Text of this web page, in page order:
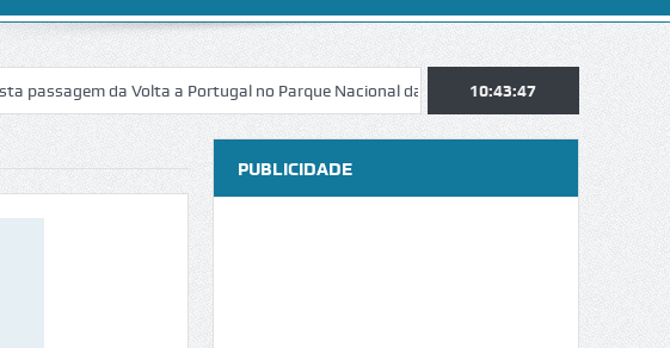
da Volta a Portugal no Parque Nacional da Peneda-Gerês Esposende.
10:43:48
PUBLICIDADE